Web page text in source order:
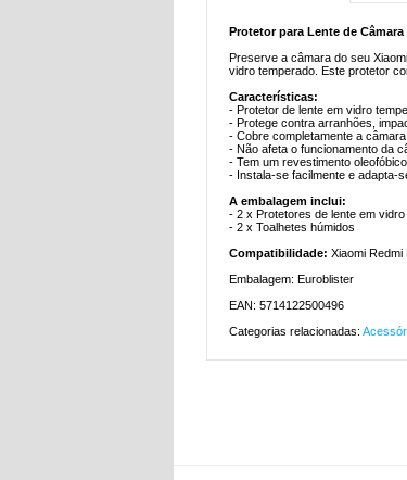
Protetor para Lente de
Preserve a câmara do seu
vidro temperado. Este protetor
Características:
- Protetor de lente em vidro
- Protege contra arranhões,
- Cobre completamente a
- Não afeta o funcionamento da
- Tem um revestimento
- Instala-se facilmente e adapta-
A embalagem inclui:
- 2 x Protetores de lente em
- 2 x Toalhetes húmidos
Compatibilidade: Xiaomi Redmi
Embalagem: Euroblister
EAN: 5714122500496
Categorias relacionadas: